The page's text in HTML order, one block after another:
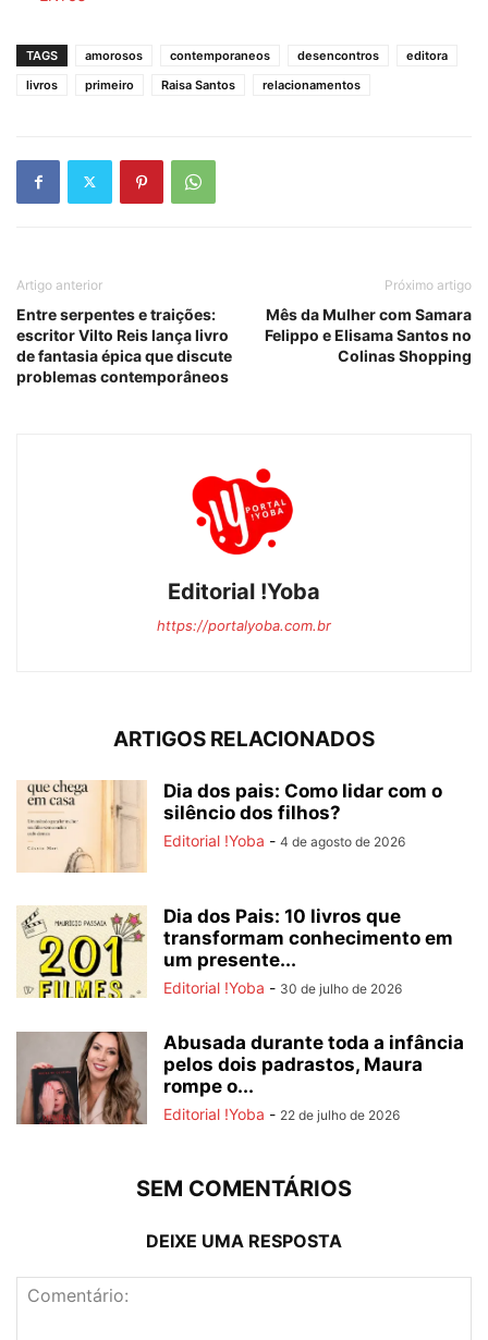
TAGS amorosos contemporaneos desencontros
editora
livros
primeiro Raisa Santos relacionamentos
Artigo anterior
Entre serpentes e traições:
escritor Vilto Reis lança livro
de fantasia épica que discute
problemas contemporâneos
Próximo artigo
Mês da Mulher com Samara
Felippo e Elisama Santos no
Colinas Shopping
Editorial !Yoba
https://portalyoba.com.br
ARTIGOS RELACIONADOS
Dia dos pais: Como lidar com o
silêncio dos filhos?
Editorial !Yoba - 4 de agosto de 2026
Dia dos Pais: 10 livros que
transformam conhecimento em
um presente...
Editorial !Yoba - 30 de julho de 2026
Abusada durante toda a infância
pelos dois padrastos, Maura
rompe o...
Editorial !Yoba - 22 de julho de 2026
SEM COMENTÁRIOS
DEIXE UMA RESPOSTA